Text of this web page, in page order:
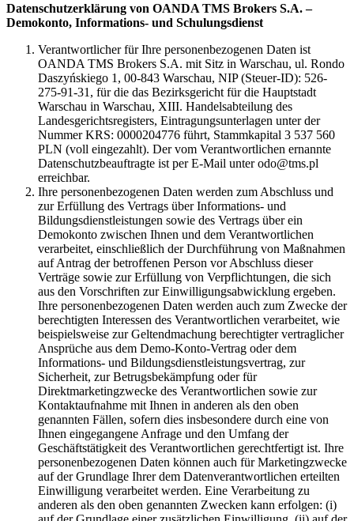
Datenschutzerklärung von OANDA TMS Brokers S.A. –
Demokonto, Informations- und Schulungsdienst
Verantwortlicher für Ihre personenbezogenen Daten ist
OANDA TMS Brokers S.A. mit Sitz in Warschau, ul. Rondo
Daszyńskiego 1, 00-843 Warschau, NIP (Steuer-ID): 526-
275-91-31, für die das Bezirksgericht für die Hauptstadt
Warschau in Warschau, XIII. Handelsabteilung des
Landesgerichtsregisters, Eintragungsunterlagen unter der
Nummer KRS: 0000204776 führt, Stammkapital 3 537 560
PLN (voll eingezahlt). Der vom Verantwortlichen ernannte
Datenschutzbeauftragte ist per E-Mail unter odo@tms.pl
erreichbar.
Ihre personenbezogenen Daten werden zum Abschluss und
zur Erfüllung des Vertrags über Informations- und
Bildungsdienstleistungen sowie des Vertrags über ein
Demokonto zwischen Ihnen und dem Verantwortlichen
verarbeitet, einschließlich der Durchführung von Maßnahmen
auf Antrag der betroffenen Person vor Abschluss dieser
Verträge sowie zur Erfüllung von Verpflichtungen, die sich
aus den Vorschriften zur Einwilligungsabwicklung ergeben.
Ihre personenbezogenen Daten werden auch zum Zwecke der
berechtigten Interessen des Verantwortlichen verarbeitet, wie
beispielsweise zur Geltendmachung berechtigter vertraglicher
Ansprüche aus dem Demo-Konto-Vertrag oder dem
Informations- und Bildungsdienstleistungsvertrag, zur
Sicherheit, zur Betrugsbekämpfung oder für
Direktmarketingzwecke des Verantwortlichen sowie zur
Kontaktaufnahme mit Ihnen in anderen als den oben
genannten Fällen, sofern dies insbesondere durch eine von
Ihnen eingegangene Anfrage und den Umfang der
Geschäftstätigkeit des Verantwortlichen gerechtfertigt ist. Ihre
personenbezogenen Daten können auch für Marketingzwecke
auf der Grundlage Ihrer dem Datenverantwortlichen erteilten
Einwilligung verarbeitet werden. Eine Verarbeitung zu
anderen als den oben genannten Zwecken kann erfolgen: (i)